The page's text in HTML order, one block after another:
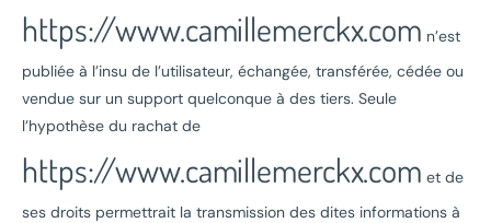
https://www.camillemerckx.com n’est
publiée à l’insu de l’utilisateur, échangée, transférée, cédée ou
vendue sur un support quelconque à des tiers. Seule
l’hypothèse du rachat de
https://www.camillemerckx.com et de
ses droits permettrait la transmission des dites informations à